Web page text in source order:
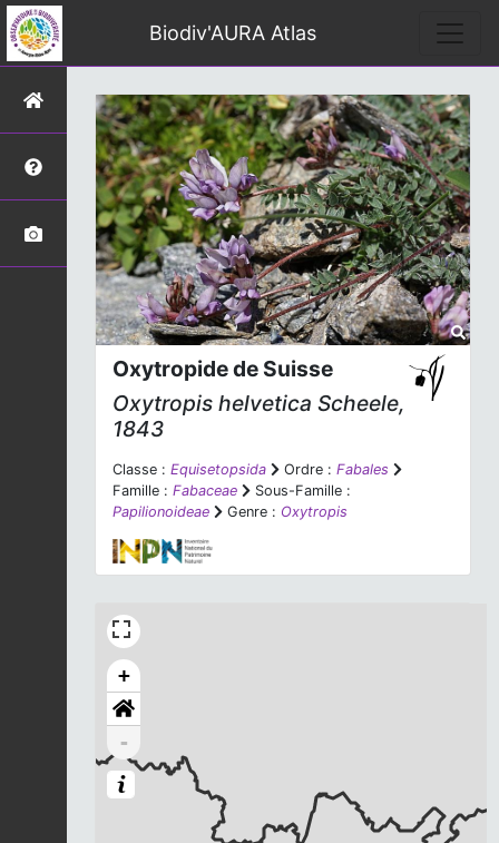
Biodiv'AURA Atlas
Oxytropide de Suisse
Oxytropis helvetica Scheele,
1843
Classe : Equisetopsida Ordre : Fabales
Famille : Fabaceae
Sous-Famille :
Papilionoideae
Genre : Oxytropis
+
-